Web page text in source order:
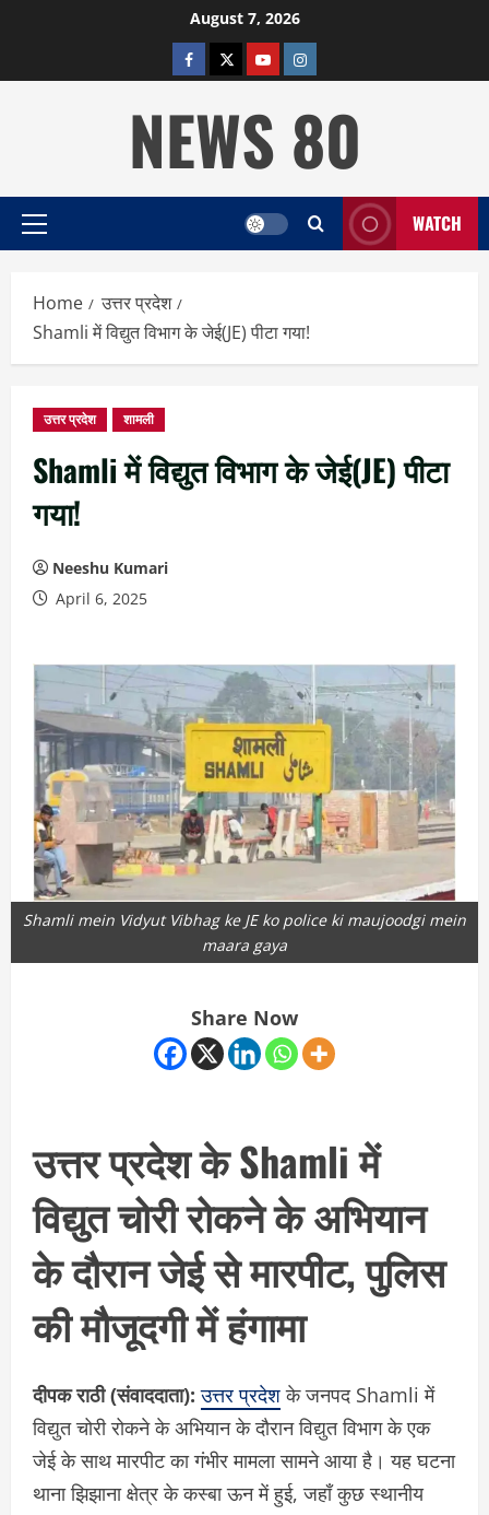
August 7, 2026
facebooktwitterYOUTUBE
instagram
NEWS 80
Primary
WATCH
Home
उत्तर प्रदेश
Shamli में विद्युत विभाग के जेई(JE) पीटा गया!
उत्तर प्रदेश शामली
Shamli में विद्युत विभाग के जेई(JE) पीटा
गया!
Neeshu Kumari
April 6, 2025
Shamli mein Vidyut Vibhag ke JE ko police ki maujoodgi mein
maara gaya
Share Now
उत्तर प्रदेश के Shamli में
विद्युत चोरी रोकने के अभियान
के दौरान जेई से मारपीट, पुलिस
की मौजूदगी में हंगामा
दीपक राठी (संवाददाता):उत्तर प्रदेशके जनपद Shamli में
विद्युत चोरी रोकने के अभियान के दौरान विद्युत विभाग के एक
जेई के साथ मारपीट का गंभीर मामला सामने आया है। यह घटना
थाना झिझाना क्षेत्र के कस्बा ऊन में हुई, जहाँ कुछ स्थानीय